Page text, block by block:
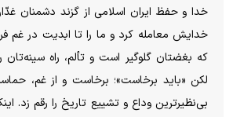
خدا و حفظ ایران اسلامی از گزند دشمنان
خدایش معامله کرد و ما را تا ابدیت در غم
که بغضتان گلوگیر است و تألم، راه
لکن «باید برخاست»؛ برخاست و از غم،
بی‌نظیرترین وداع و تشییع تاریخ را رقم زد.